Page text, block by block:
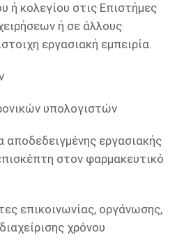
ή κολεγίου στις Επιστήμες
ή σε άλλους
εργασιακή εμπειρία.
υπολογιστών
αποδεδειγμένης εργασιακής
στον φαρμακευτικό
επικοινωνίας, οργάνωσης,
χρόνου